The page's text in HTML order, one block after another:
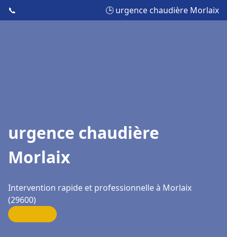
📞 🕒 urgence chaudière Morlaix
urgence chaudière
Morlaix
Intervention rapide et professionnelle à Morlaix
(29600)